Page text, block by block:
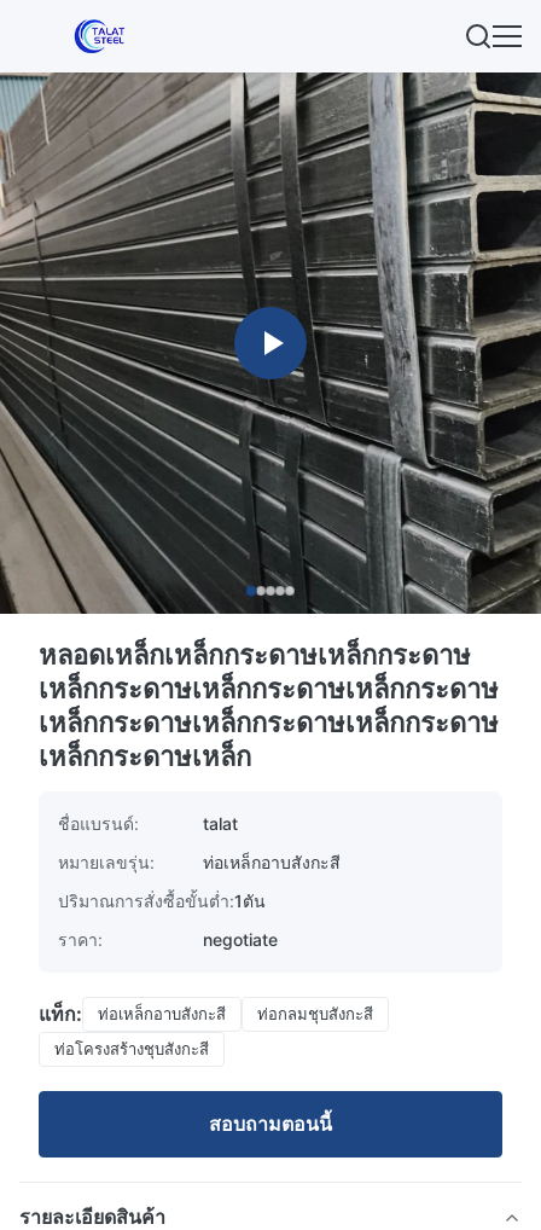
หลอดเหล็กเหล็กกระดาษเหล็กกระดาษ
เหล็กกระดาษเหล็กกระดาษเหล็กกระดาษ
เหล็กกระดาษเหล็กกระดาษเหล็กกระดาษ
เหล็กกระดาษเหล็ก
ชื่อแบรนด์:
talat
หมายเลขรุ่น:
ท่อเหล็กอาบสังกะสี
ปริมาณการสั่งซื้อขั้นต่ำ:1ตัน
ราคา:
negotiate
แท็ก: ท่อเหล็กอาบสังกะสี
ท่อกลมชุบสังกะสี
ท่อโครงสร้างชุบสังกะสี
สอบถามตอนนี้
รายละเอียดสินค้า